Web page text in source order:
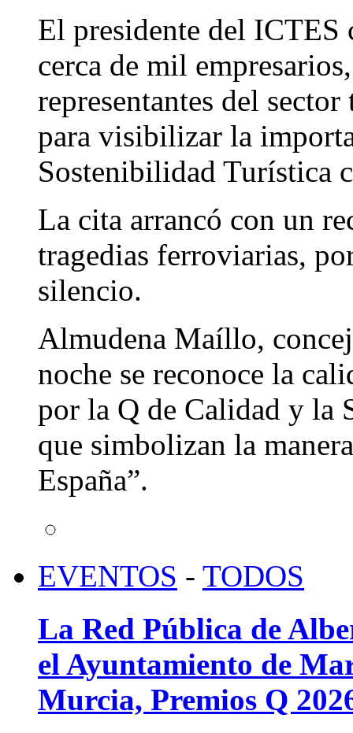
El presidente del ICTES
cerca de mil
representantes del
para visibilizar la
Sostenibilidad Turística
La cita arrancó con un
tragedias ferroviarias,
silencio.
Almudena Maíllo,
noche se reconoce la
por la Q de Calidad y la
que simbolizan la
España”.
EVENTOS - TODOS
La Red Pública de
el Ayuntamiento de
Murcia, Premios Q